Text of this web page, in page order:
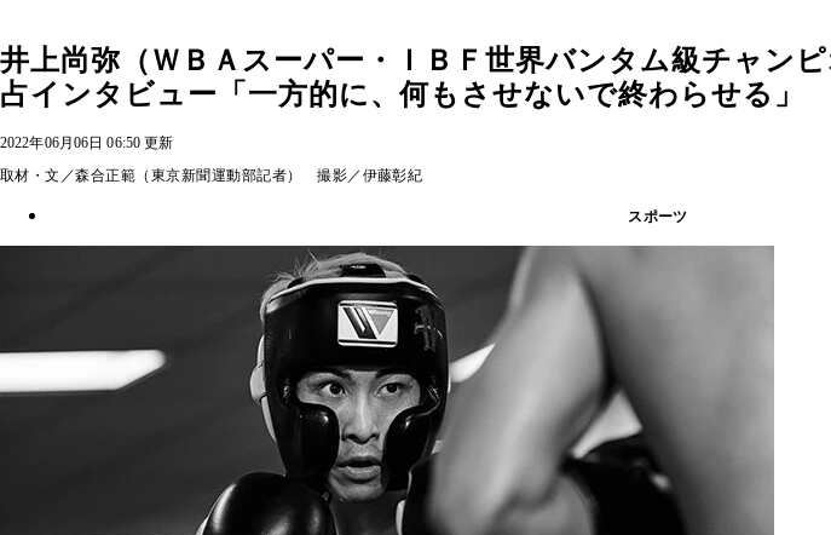
井上尚弥（ＷＢＡスーパー・ＩＢＦ世界バンタム級チャン
占インタビュー「一方的に、何もさせないで終わらせる」
2022年06月06日 06:50 更新
取材・文／森合正範（東京新聞運動部記者） 撮影／伊藤彰紀
スポーツ